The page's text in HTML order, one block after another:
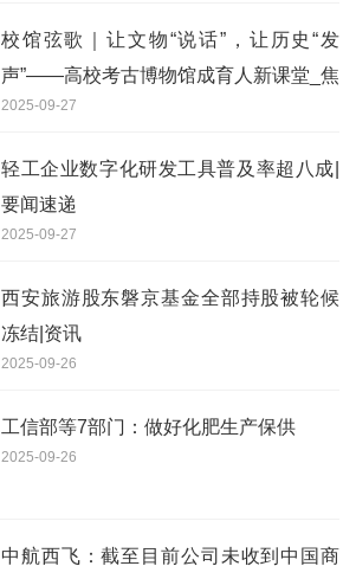
校馆弦歌｜让文物“说话”，让历史“发
声”——高校考古博物馆成育人新课堂_焦
点短讯
2025-09-27
轻工企业数字化研发工具普及率超八成|
要闻速递
2025-09-27
西安旅游股东磐京基金全部持股被轮候
冻结|资讯
2025-09-26
工信部等7部门：做好化肥生产保供
2025-09-26
中航西飞：截至目前公司未收到中国商